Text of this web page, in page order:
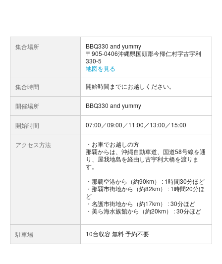
集合場所
BBQ330 and yummy
〒905-0406沖縄県国頭郡今帰仁村字古宇利
330-5
地図を見る
集合時間 開始時間までにお越しください。
開催場所 BBQ330 and yummy
開始時間 07:00／09:00／11:00／13:00／15:00
アクセス方法
お車でお越しの方
那覇からは、沖縄自動車道、国道58号線を通
り、屋我地島を経由し古宇利大橋を渡りま
す。
・那覇空港から（約90km） : 1時間30分ほど
・那覇市街地から（約82km） : 1時間20分ほ
ど
・名護市街地から（約17km） : 30分ほど
・美ら海水族館から（約20km） : 30分ほど
駐車場 10台収容 無料 予約不要